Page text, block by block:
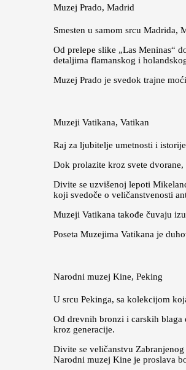
Muzej Prado, Madrid
Smesten u samom srcu Madrida,
Od prelepe slike „Las Meninas“
detaljima flamanskog i
Muzej Prado je svedok trajne
Muzeji Vatikana, Vatikan
Raj za ljubitelje umetnosti i
Dok prolazite kroz svete
Divite se uzvišenoj lepoti
koji svedoče o veličanstvenosti
Muzeji Vatikana takođe čuvaju
Poseta Muzejima Vatikana je
Narodni muzej Kine, Peking
U srcu Pekinga, sa kolekcijom
Od drevnih bronzi i carskih
kroz generacije.
Divite se veličanstvu
Narodni muzej Kine je proslava